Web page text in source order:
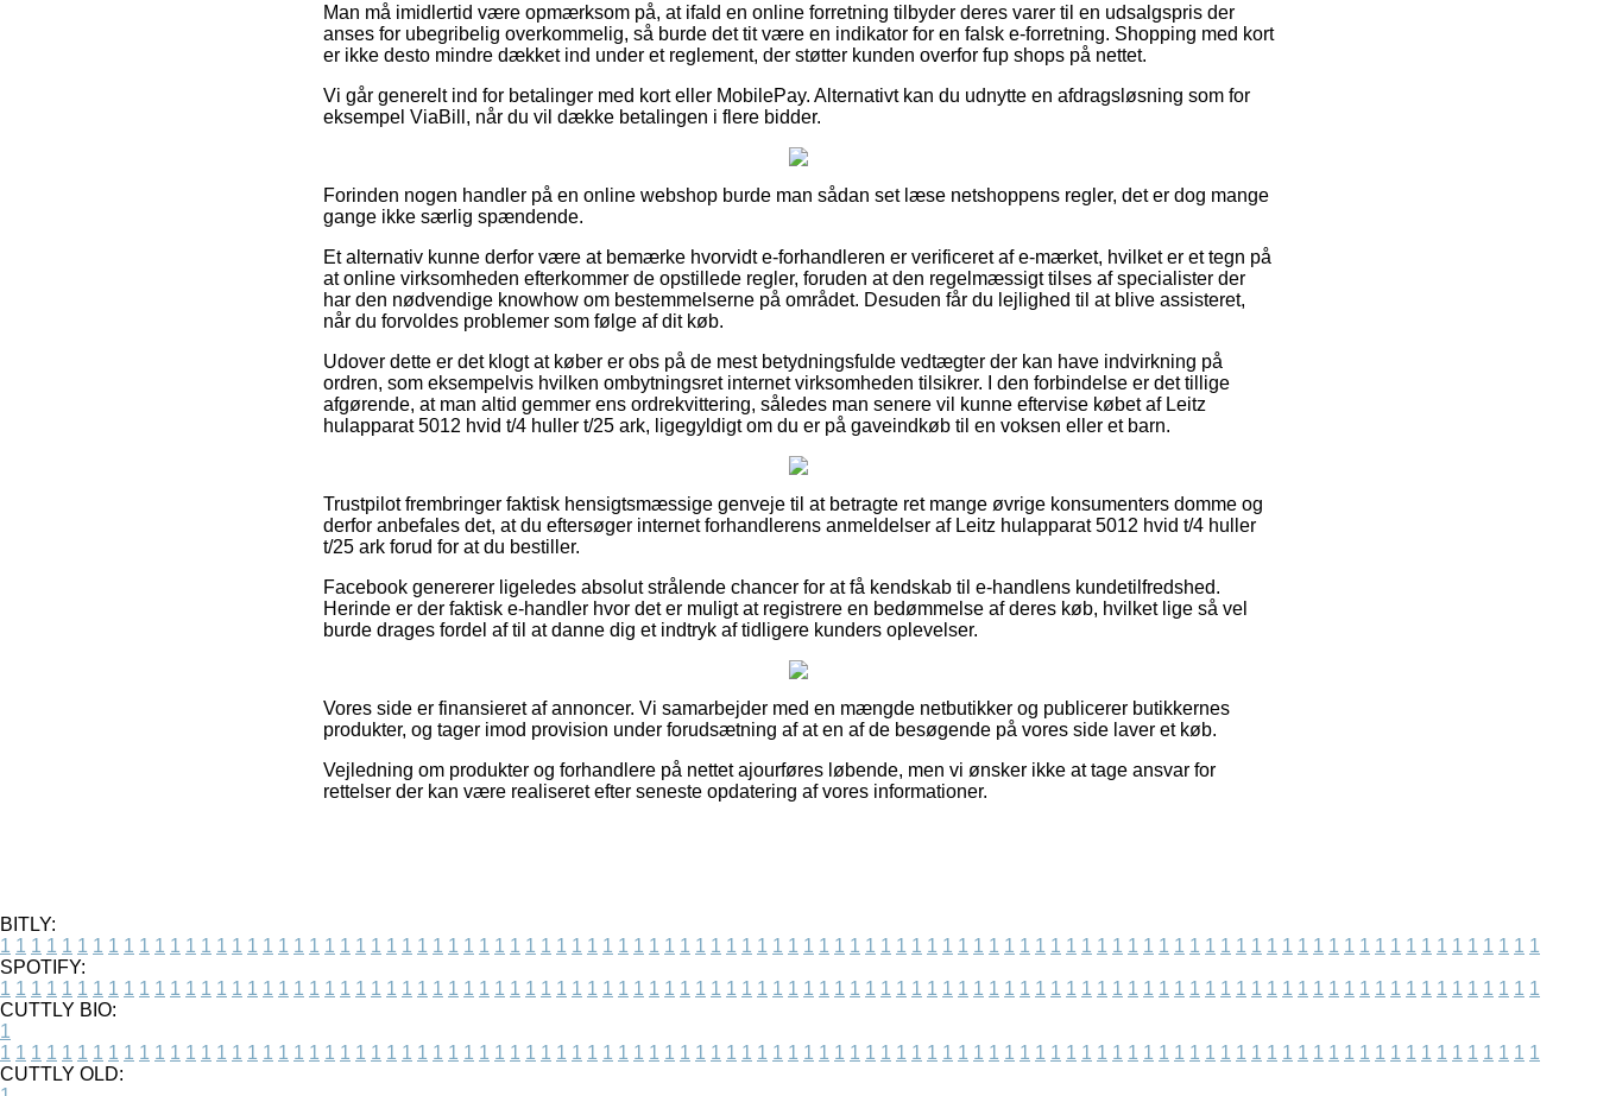
Man må imidlertid være opmærksom på, at ifald en online forretning tilbyder deres varer til en udsalgspris der
anses for ubegribelig overkommelig, så burde det tit være en indikator for en falsk e-forretning. Shopping med kort
er ikke desto mindre dækket ind under et reglement, der støtter kunden overfor fup shops på nettet.
Vi går generelt ind for betalinger med kort eller MobilePay. Alternativt kan du udnytte en afdragsløsning som for
eksempel ViaBill, når du vil dække betalingen i flere bidder.
Forinden nogen handler på en online webshop burde man sådan set læse netshoppens regler, det er dog mange
gange ikke særlig spændende.
Et alternativ kunne derfor være at bemærke hvorvidt e-forhandleren er verificeret af e-mærket, hvilket er et tegn på
at online virksomheden efterkommer de opstillede regler, foruden at den regelmæssigt tilses af specialister der
har den nødvendige knowhow om bestemmelserne på området. Desuden får du lejlighed til at blive assisteret,
når du forvoldes problemer som følge af dit køb.
Udover dette er det klogt at køber er obs på de mest betydningsfulde vedtægter der kan have indvirkning på
ordren, som eksempelvis hvilken ombytningsret internet virksomheden tilsikrer. I den forbindelse er det tillige
afgørende, at man altid gemmer ens ordrekvittering, således man senere vil kunne eftervise købet af Leitz
hulapparat 5012 hvid t/4 huller t/25 ark, ligegyldigt om du er på gaveindkøb til en voksen eller et barn.
Trustpilot frembringer faktisk hensigtsmæssige genveje til at betragte ret mange øvrige konsumenters domme og
derfor anbefales det, at du eftersøger internet forhandlerens anmeldelser af Leitz hulapparat 5012 hvid t/4 huller
t/25 ark forud for at du bestiller.
Facebook genererer ligeledes absolut strålende chancer for at få kendskab til e-handlens kundetilfredshed.
Herinde er der faktisk e-handler hvor det er muligt at registrere en bedømmelse af deres køb, hvilket lige så vel
burde drages fordel af til at danne dig et indtryk af tidligere kunders oplevelser.
Vores side er finansieret af annoncer. Vi samarbejder med en mængde netbutikker og publicerer butikkernes
produkter, og tager imod provision under forudsætning af at en af de besøgende på vores side laver et køb.
Vejledning om produkter og forhandlere på nettet ajourføres løbende, men vi ønsker ikke at tage ansvar for
rettelser der kan være realiseret efter seneste opdatering af vores informationer.
BITLY:
1 1 1 1 1 1 1 1 1 1 1 1 1 1 1 1 1 1 1 1 1 1 1 1 1 1 1 1 1 1 1 1 1 1 1 1 1 1 1 1 1 1 1 1 1 1 1 1 1 1 1 1 1 1 1 1 1 1 1 1 1 1 1 1 1 1 1 1 1 1 1 1 1 1 1 1 1 1 1 1 1 1 1 1 1 1 1 1 1 1 1 1 1 1 1 1 1 1 1 1
SPOTIFY:
1 1 1 1 1 1 1 1 1 1 1 1 1 1 1 1 1 1 1 1 1 1 1 1 1 1 1 1 1 1 1 1 1 1 1 1 1 1 1 1 1 1 1 1 1 1 1 1 1 1 1 1 1 1 1 1 1 1 1 1 1 1 1 1 1 1 1 1 1 1 1 1 1 1 1 1 1 1 1 1 1 1 1 1 1 1 1 1 1 1 1 1 1 1 1 1 1 1 1 1
CUTTLY BIO:
1
1 1 1 1 1 1 1 1 1 1 1 1 1 1 1 1 1 1 1 1 1 1 1 1 1 1 1 1 1 1 1 1 1 1 1 1 1 1 1 1 1 1 1 1 1 1 1 1 1 1 1 1 1 1 1 1 1 1 1 1 1 1 1 1 1 1 1 1 1 1 1 1 1 1 1 1 1 1 1 1 1 1 1 1 1 1 1 1 1 1 1 1 1 1 1 1 1 1 1 1
CUTTLY OLD: